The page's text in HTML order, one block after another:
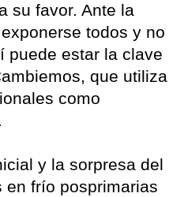
su favor. Ante la
todos y no
puede estar la clave
que utiliza
como
y la sorpresa del
en frío posprimarias